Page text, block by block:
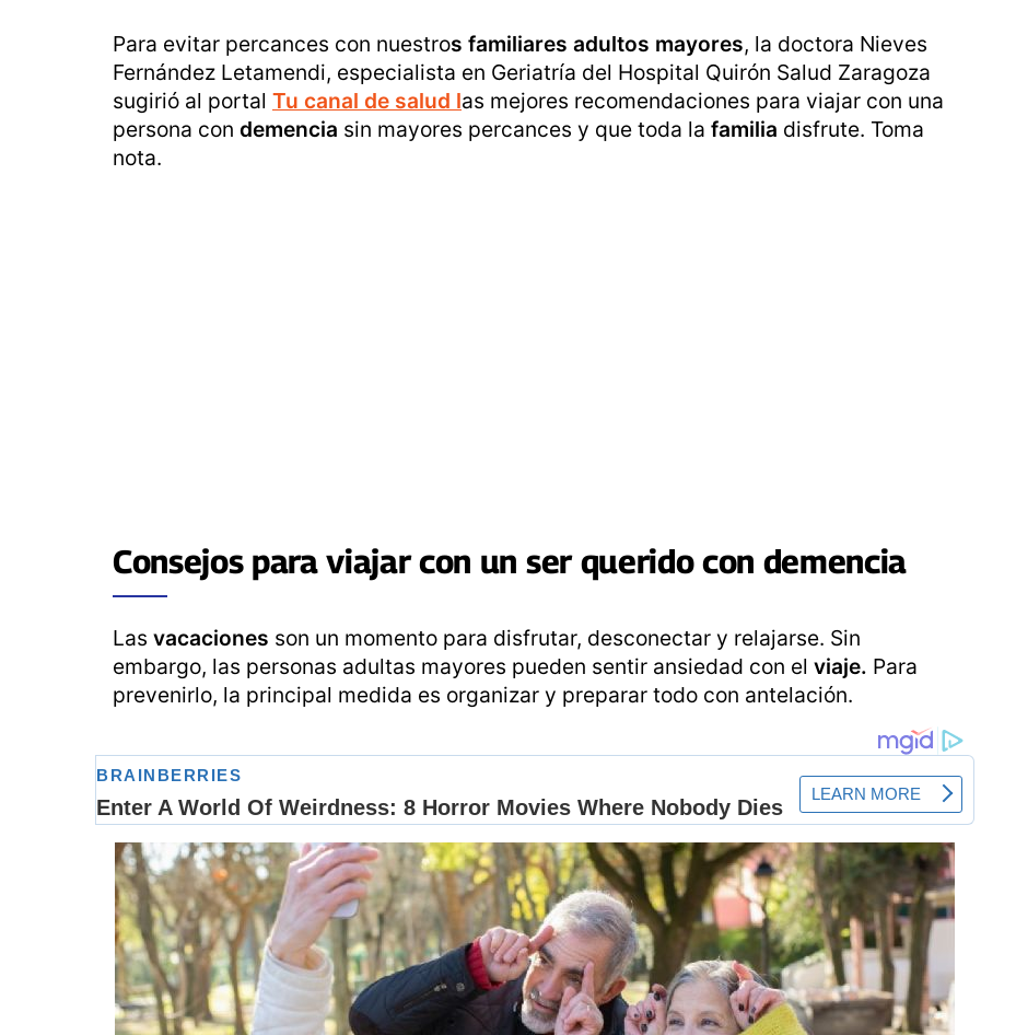
Para evitar percances con nuestros familiares adultos mayores, la doctora Nieves
Fernández Letamendi, especialista en Geriatría del Hospital Quirón Salud Zaragoza
sugirió al portal Tu canal de salud las mejores recomendaciones para viajar con una
persona con demencia sin mayores percances y que toda la familia disfrute. Toma
nota.
Consejos para viajar con un ser querido con demencia
Las vacaciones son un momento para disfrutar, desconectar y relajarse. Sin
embargo, las personas adultas mayores pueden sentir ansiedad con el viaje. Para
prevenirlo, la principal medida es organizar y preparar todo con antelación.